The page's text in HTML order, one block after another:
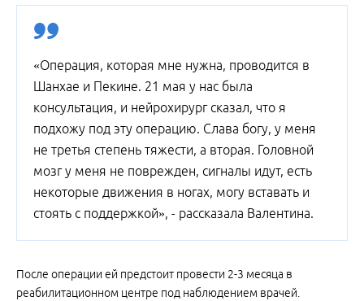
«Операция, которая мне нужна, проводится в
Шанхае и Пекине. 21 мая у нас была
консультация, и нейрохирург сказал, что я
подхожу под эту операцию. Слава богу, у меня
не третья степень тяжести, а вторая. Головной
мозг у меня не поврежден, сигналы идут, есть
некоторые движения в ногах, могу вставать и
стоять с поддержкой», - рассказала Валентина.
После операции ей предстоит провести 2-3 месяца в
реабилитационном центре под наблюдением врачей.